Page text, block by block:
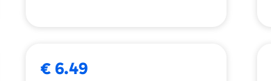
€ 6.49